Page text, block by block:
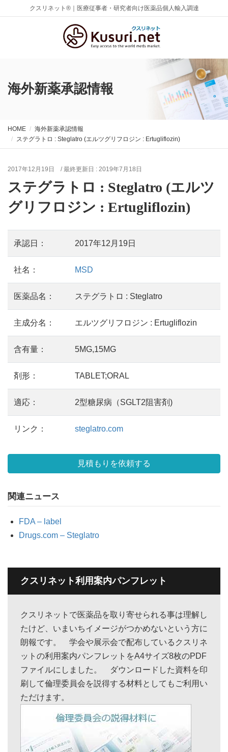
クスリネット®｜医療従事者・研究者向け医薬品個人輸入調達
海外新薬承認情報
HOME
海外新薬承認情報
ステグラトロ : Steglatro (エルツグリフロジン : Ertugliflozin)
2017年12月19日 / 最終更新日 : 2019年7月18日
ステグラトロ : Steglatro (エルツ
グリフロジン : Ertugliflozin)
承認日： 2017年12月19日
社名： MSD
医薬品名： ステグラトロ : Steglatro
主成分名： エルツグリフロジン : Ertugliflozin
含有量： 5MG,15MG
剤形： TABLET;ORAL
適応： 2型糖尿病（SGLT2阻害剤)
リンク： steglatro.com
見積もりを依頼する
関連ニュース
FDA – label
Drugs.com – Steglatro
クスリネット利用案内パンフレット
クスリネットで医薬品を取り寄せられる事は理解し
たけど、いまいちイメージがつかめないという方に
朗報です。 学会や展示会で配布しているクスリネ
ットの利用案内パンフレットをA4サイズ8枚のPDF
ファイルにしました。 ダウンロードした資料を印
刷して倫理委員会を説得する材料としてもご利用い
ただけます。